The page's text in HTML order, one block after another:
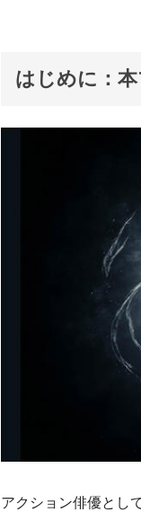
はじめに：
アクション俳優とし